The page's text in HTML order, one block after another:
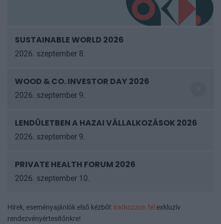
SUSTAINABLE WORLD 2026
2026. szeptember 8.
WOOD & CO. INVESTOR DAY 2026
2026. szeptember 9.
LENDÜLETBEN A HAZAI VÁLLALKOZÁSOK
2026
PRIVATE HEALTH FORUM 2026
Hírek, eseményajánlók első kézből: